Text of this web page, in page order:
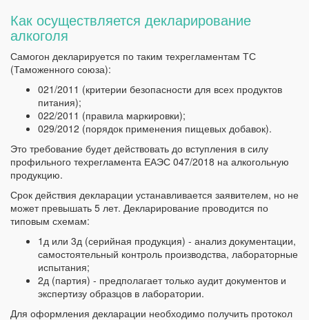
Как осуществляется декларирование
алкоголя
Самогон декларируется по таким техрегламентам ТС
(Таможенного союза):
021/2011 (критерии безопасности для всех продуктов
питания);
022/2011 (правила маркировки);
029/2012 (порядок применения пищевых добавок).
Это требование будет действовать до вступления в силу
профильного техрегламента ЕАЭС 047/2018 на алкогольную
продукцию.
Срок действия декларации устанавливается заявителем, но не
может превышать 5 лет. Декларирование проводится по
типовым схемам:
1д или 3д (серийная продукция) - анализ документации,
самостоятельный контроль производства, лабораторные
испытания;
2д (партия) - предполагает только аудит документов и
экспертизу образцов в лаборатории.
Для оформления декларации необходимо получить протокол